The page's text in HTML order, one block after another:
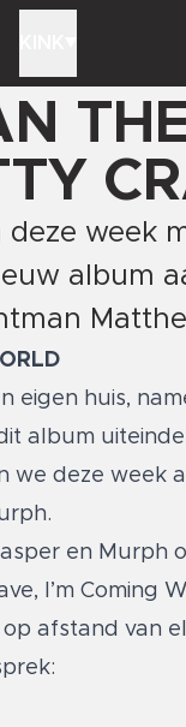
week
album
eigen huis,
album
we deze week
en Murph
I’m
afstand van